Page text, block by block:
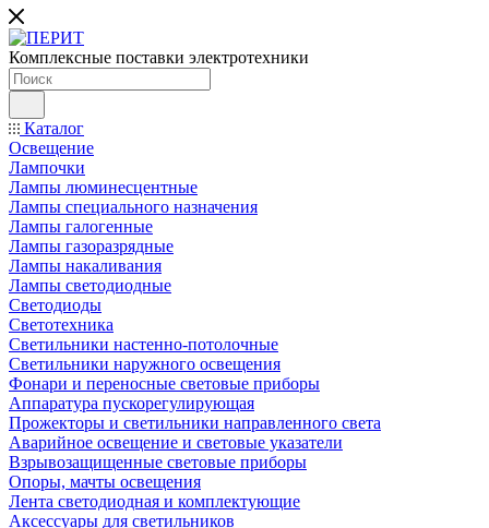
Комплексные поставки электротехники
Каталог
Освещение
Лампочки
Лампы люминесцентные
Лампы специального назначения
Лампы галогенные
Лампы газоразрядные
Лампы накаливания
Лампы светодиодные
Светодиоды
Светотехника
Светильники настенно-потолочные
Светильники наружного освещения
Фонари и переносные световые приборы
Аппаратура пускорегулирующая
Прожекторы и светильники направленного света
Аварийное освещение и световые указатели
Взрывозащищенные световые приборы
Опоры, мачты освещения
Лента светодиодная и комплектующие
Аксессуары для светильников